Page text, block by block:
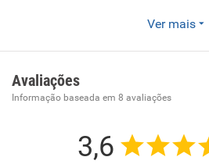
Espaço de educação infantil
possibilidades de viver, aprender a
se.
Ver mais
Avaliações
Informação baseada em 8 avaliações
3,6